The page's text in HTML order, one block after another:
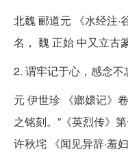
北魏 郦道元 《水经注·
名， 魏 正始 中又立古
2. 谓牢记于心，感念不
元 伊世珍 《嫏嬛记》
之铭刻。”《英烈传》
许秋垞 《闻见异辞·羞